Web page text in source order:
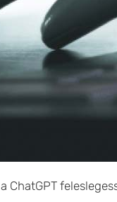
ChatGPT